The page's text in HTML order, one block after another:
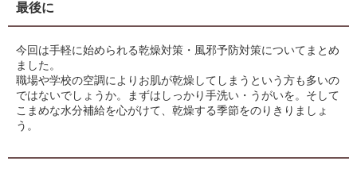
最後に
今回は手軽に始められる乾燥対策・風邪予防対策についてまとめ
ました。
職場や学校の空調によりお肌が乾燥してしまうという方も多いの
ではないでしょうか。まずはしっかり手洗い・うがいを。そして
こまめな水分補給を心がけて、乾燥する季節をのりきりましょ
う。